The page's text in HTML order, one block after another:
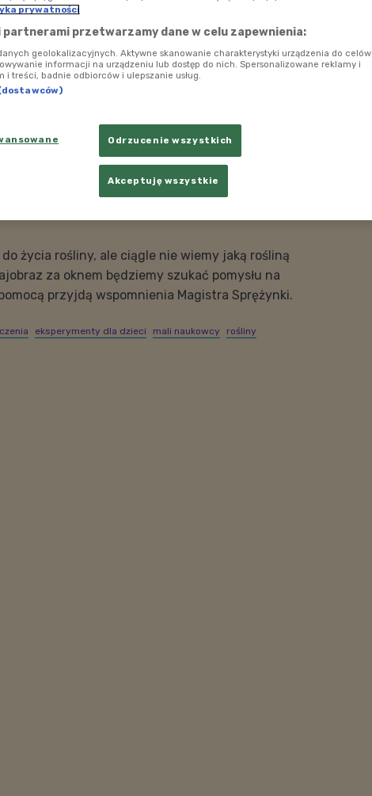
życia rośliny, ale ciągle nie wiemy jaką rośliną
za oknem będziemy szukać pomysłu na
przyjdą wspomnienia Magistra Sprężynki.
eksperymenty dla dzieci mali naukowcy rośliny
prywatności
partnerami przetwarzamy dane w celu zapewnienia:
geolokalizacyjnych. Aktywne skanowanie charakterystyki urządzenia do celów
informacji na urządzeniu lub dostęp do nich. Spersonalizowane reklamy i
i treści, badnie odbiorców i ulepszanie usług.
Odrzucenie wszystkich
Akceptuję wszystkie